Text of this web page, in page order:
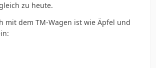
zu heute.
mit dem TM-Wagen ist wie Äpfel und